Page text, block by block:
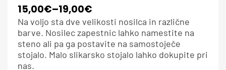
15,00€–19,00€
Na voljo sta dve velikosti nosilca in različne
barve. Nosilec zapestnic lahko namestite na
steno ali pa ga postavite na samostoječe
stojalo. Malo slikarsko stojalo lahko dokupite pri
nas.